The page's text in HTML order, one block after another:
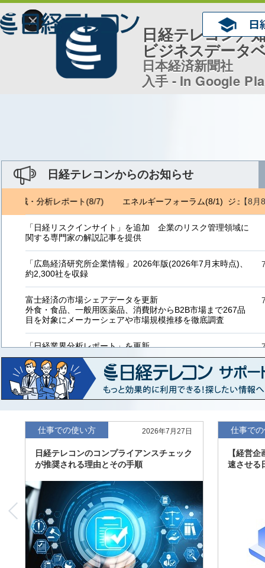
×
日経テレコン／
ビジネスデータ
日本経済新聞社
入手 - In Google
日経テレコンからのお知らせ
【8月
地域・分析レポート(8/7) エネルギーフォーラム(8/1) ジェトロ
「日経リスクインサイト」を追加 企業のリスク管理領域に
関する専門家の解説記事を提供
「広島経済研究所企業情報」2026年版(2026年7月末時点)、
約2,300社を収録
富士経済の市場シェアデータを更新
外食・食品、一般用医薬品、消費財からB2B市場まで267品
目を対象にメーカーシェアや市場規模推移を徹底調査
「日経業界分析レポート」を更新
「工業用プラスチック製品」「システムインテグレーター」
など20業界の内容を刷新
「東洋経済海外進出企業情報」の2026年版、約3万6千社を
収録
「東洋経済外資系企業情報」の2026年版、約3,100社を収録
「日経POS情報マーケットレポート」の最新版、10～3月実
績の市場動向を速報
「東洋経済会社四季報」2026年夏号に更新、新たに2027年
度の予想を実施
仕事での使い方 2026年7月27日
日経テレコンのコンプライアンスチェック
が推奨される理由とその手順
仕事で
【経営
速させる